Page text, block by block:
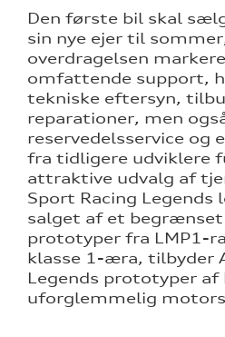
Den første bil skal
sin nye ejer til
overdragelsen
omfattende support,
tekniske eftersyn,
reparationer, men
reservedelsservice og
fra tidligere udviklere
attraktive udvalg af
Sport Racing Legends
salget af et
prototyper fra LMP1-
klasse 1-æra, tilbyder
Legends prototyper af
uforglemmelig